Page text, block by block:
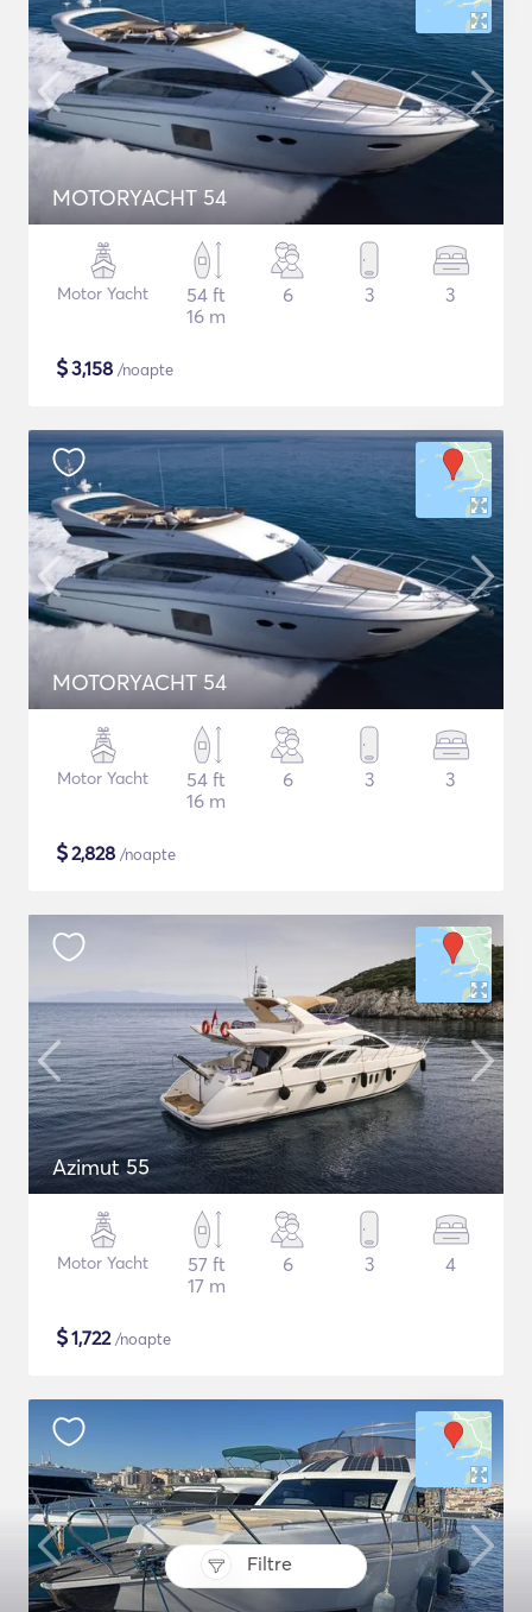
Filtre
MOTORYACHT 54
Motor Yacht
54 ft
16 m
6 3 3
$3,158 /noapte
MOTORYACHT 54
Motor Yacht
54 ft
16 m
6 3 3
$2,828 /noapte
Azimut 55
Motor Yacht
57 ft
17 m
6 3 4
$1,722/noapte